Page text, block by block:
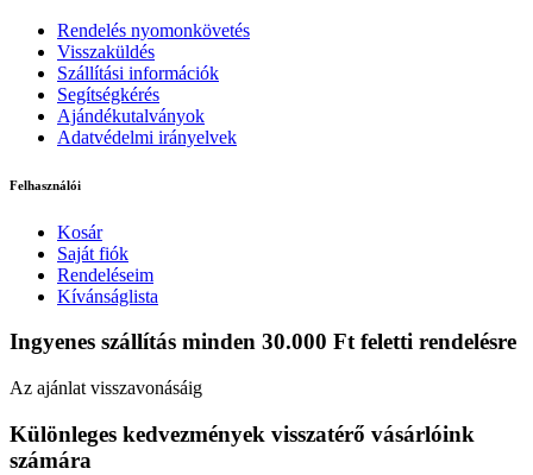
Rendelés nyomonkövetés
Visszaküldés
Szállítási információk
Segítségkérés
Ajándékutalványok
Adatvédelmi irányelvek
Felhasználói
Kosár
Saját fiók
Rendeléseim
Kívánságlista
Ingyenes szállítás minden 30.000 Ft feletti rendelésre
Az ajánlat visszavonásáig
Különleges kedvezmények visszatérő vásárlóink
számára